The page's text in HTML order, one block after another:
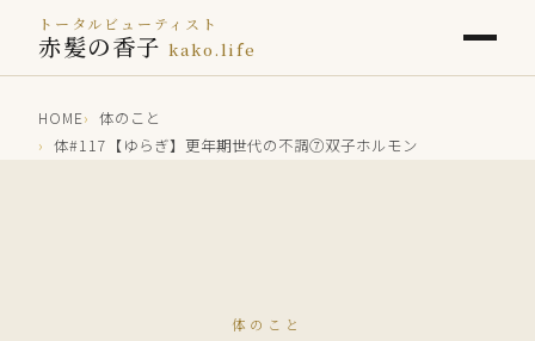
トータルビューティスト
赤髪の香子kako.life
HOME
体のこと
体#117【ゆらぎ】更年期世代の不調⑦双子ホルモン
体のこと